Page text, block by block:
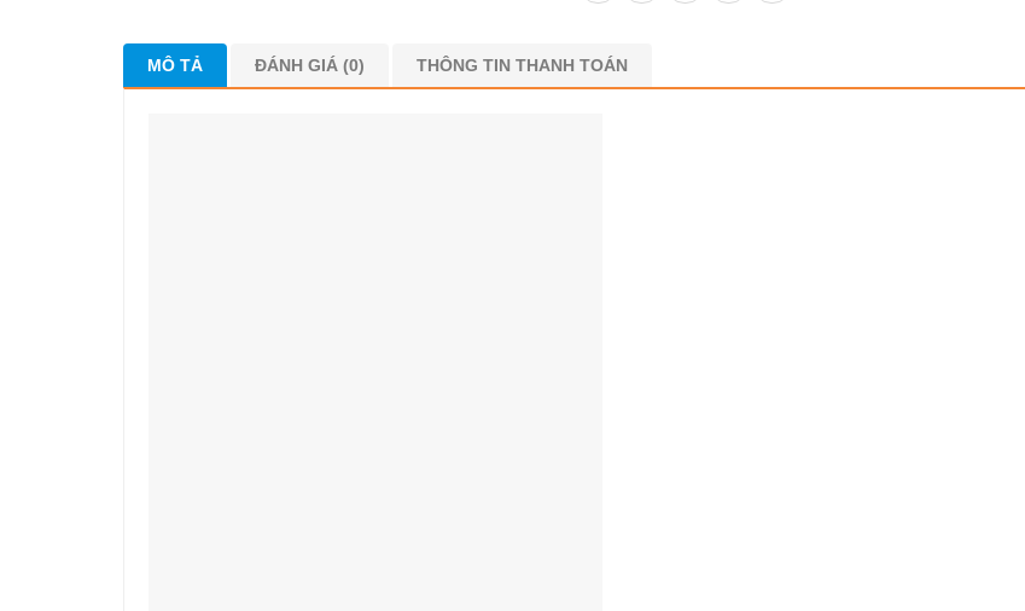
MÔ TẢ ĐÁNH GIÁ (0) THÔNG TIN THANH TOÁN